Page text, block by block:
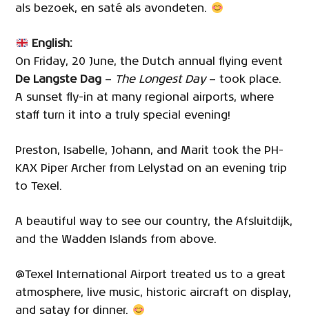
als bezoek, en saté als avondeten.
English:
On Friday, 20 June, the Dutch annual flying event
De Langste Dag — The Longest Day— took place.
A sunset fly-in at many regional airports, where
staff turn it into a truly special evening!
Preston, Isabelle, Johann, and Marit took the PH-
KAX Piper Archer from Lelystad on an evening trip
to Texel.
A beautiful way to see our country, the Afsluitdijk,
and the Wadden Islands from above.
@Texel International Airport treated us to a great
atmosphere, live music, historic aircraft on display,
and satay for dinner.